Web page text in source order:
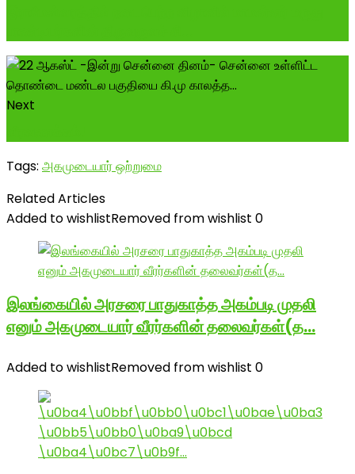
Next
Tags: அகமுடையார் ஒற்றுமை
Related Articles
Added to wishlistRemoved from wishlist 0
இலங்கையில் அரசரை பாதுகாத்த அகம்படி முதலி
எனும் அகமுடையார் வீரர்களின் தலைவர்கள்(த…
Added to wishlistRemoved from wishlist 0